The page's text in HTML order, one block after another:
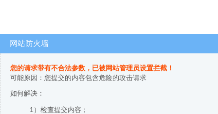
网站防火墙
您的请求带有不合法参数，已被网站管理员设置拦截！
可能原因：您提交的内容包含危险的攻击请求
如何解决：
1）检查提交内容；